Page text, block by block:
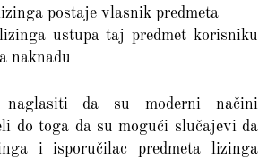
postaje vlasnik predmeta
ustupa taj predmet korisniku
naknadu
naglasiti da su moderni načini
do toga da su mogući slučajevi da
i isporučilac predmeta lizinga